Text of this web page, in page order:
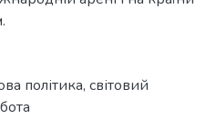
політика, світовий